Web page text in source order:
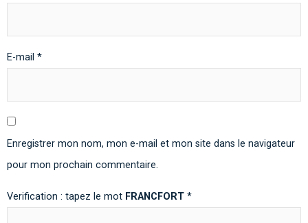
E-mail *
Enregistrer mon nom, mon e-mail et mon site dans le navigateur
pour mon prochain commentaire.
Verification : tapez le mot FRANCFORT *